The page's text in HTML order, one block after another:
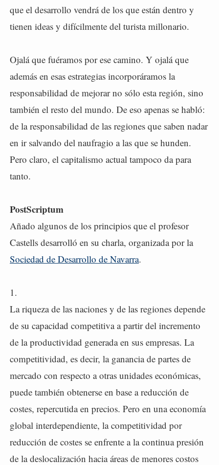
que el desarrollo vendrá de los que están dentro y
tienen ideas y difícilmente del turista millonario.
Ojalá que fuéramos por ese camino. Y ojalá que
además en esas estrategias incorporáramos la
responsabilidad de mejorar no sólo esta región, sino
también el resto del mundo. De eso apenas se habló:
de la responsabilidad de las regiones que saben nadar
en ir salvando del naufragio a las que se hunden.
Pero claro, el capitalismo actual tampoco da para
tanto.
PostScriptum
Añado algunos de los principios que el profesor
Castells desarrolló en su charla, organizada por la
Sociedad de Desarrollo de Navarra.
1.
La riqueza de las naciones y de las regiones depende
de su capacidad competitiva a partir del incremento
de la productividad generada en sus empresas. La
competitividad, es decir, la ganancia de partes de
mercado con respecto a otras unidades económicas,
puede también obtenerse en base a reducción de
costes, repercutida en precios. Pero en una economía
global interdependiente, la competitividad por
reducción de costes se enfrente a la continua presión
de la deslocalización hacia áreas de menores costos